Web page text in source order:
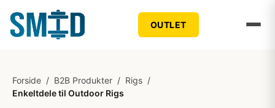
OUTLET
Forside / B2B Produkter / Rigs /
Enkeltdele til Outdoor Rigs